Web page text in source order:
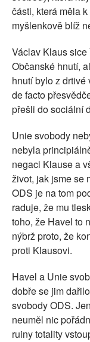
části, která měla
myšlenkově blíž
Václav Klaus
Občanské hnutí,
hnutí bylo z
de facto
přešli do sociální
Unie svobody
nebyla
negaci Klause a
život, jak jsme se
ODS je na tom
raduje, že mu
toho, že Havel to
nýbrž proto, že
proti Klausovi.
Havel a Unie
dobře se jim
svobody ODS.
neuměl nic
ruiny totality